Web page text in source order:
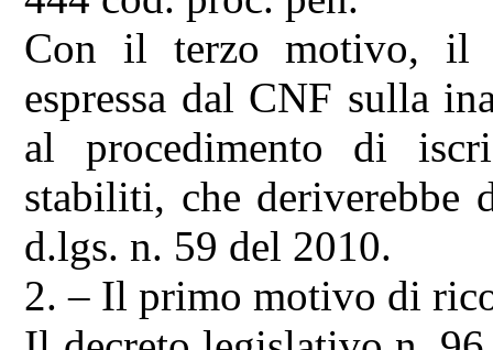
Con il terzo motivo, il
espressa dal CNF sulla
al procedimento di
stabiliti, che deriverebbe
d.lgs. n. 59 del 2010.
2. – Il primo motivo di